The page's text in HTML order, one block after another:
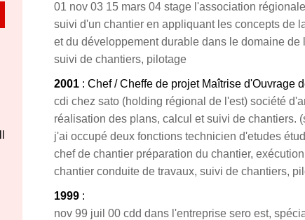
01 nov 03 15 mars 04 stage l'association
suivi d'un chantier en appliquant les concepts de
et du développement durable dans le domaine
suivi de chantiers, pilotage
2001 : Chef / Cheffe de projet Maîtrise d'Ouvrage
cdi chez sato (holding régional de l'est) société
réalisation des plans, calcul et suivi de chantiers.
j'ai occupé deux fonctions technicien d'etudes
chef de chantier préparation du chantier,
chantier conduite de travaux, suivi de chantiers,
1999 :
nov 99 juil 00 cdd dans l'entreprise sero est,